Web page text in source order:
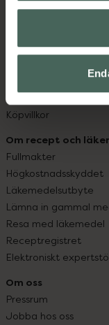
Hitta apotek
Leverans, betalning
Sajtens tillgänglighet
App
Köpvillkor
Om recept och
Fullmakter
Högkostnadsskyddet
Läkemedelsutbyte
Lämna in gammal
Resa med läkemedel
Receptregistret
Elektroniskt
Om oss
Pressrum
Jobba hos oss